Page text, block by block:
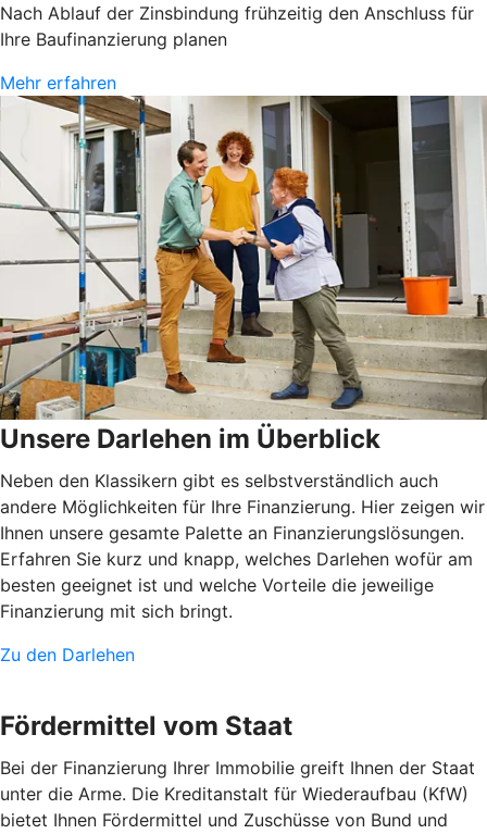
Nach Ablauf der Zinsbindung frühzeitig den Anschluss für
Ihre Baufinanzierung planen
Mehr erfahren
Unsere Darlehen im Überblick
Neben den Klassikern gibt es selbstverständlich auch
andere Möglichkeiten für Ihre Finanzierung. Hier zeigen wir
Ihnen unsere gesamte Palette an Finanzierungslösungen.
Erfahren Sie kurz und knapp, welches Darlehen wofür am
besten geeignet ist und welche Vorteile die jeweilige
Finanzierung mit sich bringt.
Zu den Darlehen
Fördermittel vom Staat
Bei der Finanzierung Ihrer Immobilie greift Ihnen der Staat
unter die Arme. Die Kreditanstalt für Wiederaufbau (KfW)
bietet Ihnen Fördermittel und Zuschüsse von Bund und